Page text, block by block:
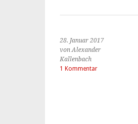
28. Januar 2017
von Alexander
Kallenbach
1 Kommentar